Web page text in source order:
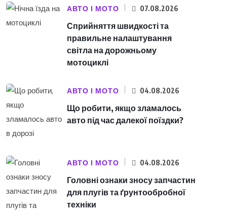
АВТО І МОТО 07.08.2026
Сприйняття швидкості та
правильне налаштування
світла на дорожньому
мотоциклі
АВТО І МОТО 04.08.2026
Що робити, якщо зламалось
авто під час далекої поїздки?
АВТО І МОТО 04.08.2026
Головні ознаки зносу запчастин
для плугів та ґрунтообробної
техніки